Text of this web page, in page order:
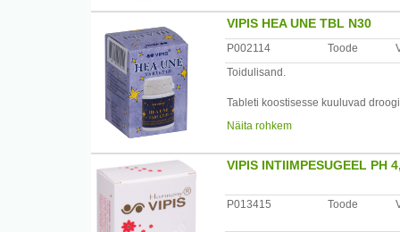
VIPIS HEA UNE TBL N30
P002114 Toode
Toidulisand.
Tableti koostisesse kuuluvad
erutust ja unes ärkamist. Tabletid ei
/*/*
tabletti
korraga.
Näita rohkem
VIPIS INTIIMPESUGEEL PH
P013415 Toode